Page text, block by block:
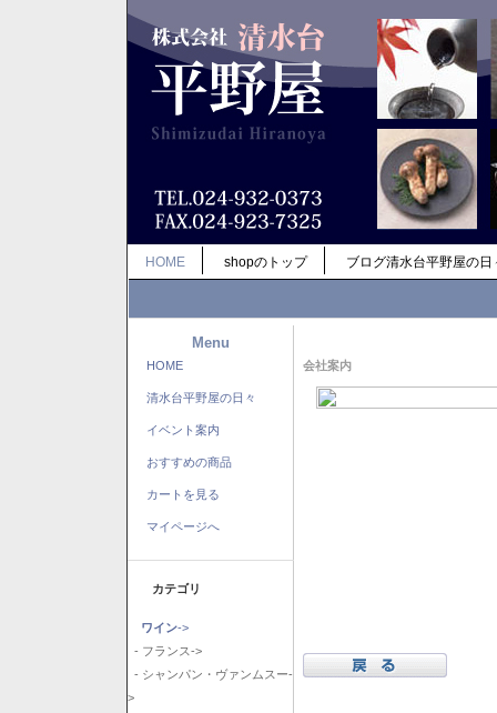
HOME shopのトップ ブログ清水台平野屋の日
Menu
HOME
清水台平野屋の日々
イベント案内
おすすめの商品
カートを見る
マイページへ
カテゴリ
ワイン->
- フランス->
- シャンパン・ヴァンムスー-
>
会社案内